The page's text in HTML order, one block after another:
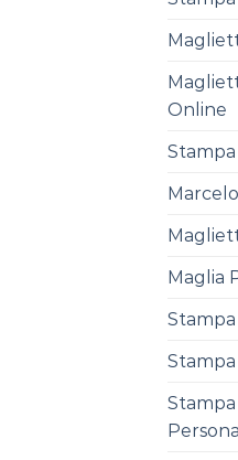
Online
Maglia